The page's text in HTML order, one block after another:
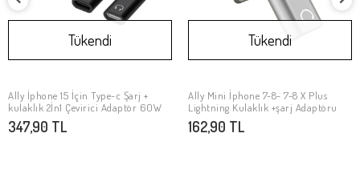
Stokta Yok
Tükendi
Ally İphone 15 İçin Type-c Şarj +
kulaklık 2İn1 Çevirici Adaptör 60W
347,90 TL
Stokta Yok
Tükendi
Ally Mini İphone 7-8- 7-8 X Plus
Lightning Kulaklık +şarj Adaptöru
162,90 TL